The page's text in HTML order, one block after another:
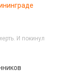
И покинул